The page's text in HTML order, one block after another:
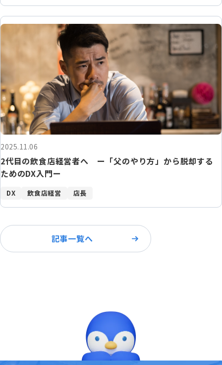
2025.11.06
2代目の飲食店経営者へ ー「父のやり方」から脱却する
ためのDX入門ー
DX 飲食店経営 店長
記事一覧へ